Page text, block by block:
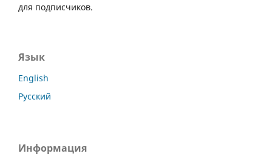
для подписчиков.
Язык
English
Русский
Информация